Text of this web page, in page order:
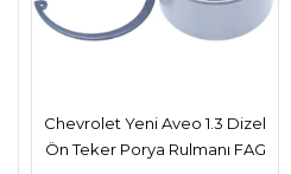
Chevrolet Yeni Aveo 1.3 Dizel
Ön Teker Porya Rulmanı FAG